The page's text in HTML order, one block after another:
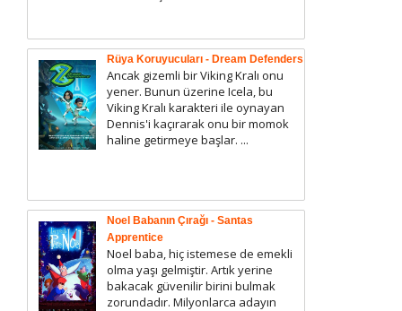
Rüya Koruyucuları - Dream Defenders
Ancak gizemli bir Viking Kralı onu
yener. Bunun üzerine Icela, bu
Viking Kralı karakteri ile oynayan
Dennis'i kaçırarak onu bir momok
haline getirmeye başlar. ...
Noel Babanın Çırağı - Santas
Apprentice
Noel baba, hiç istemese de emekli
olma yaşı gelmiştir. Artık yerine
bakacak güvenilir birini bulmak
zorundadır. Milyonlarca adayın